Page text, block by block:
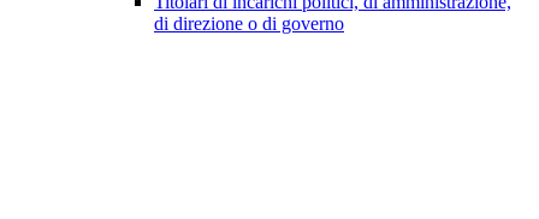
di direzione o di governo